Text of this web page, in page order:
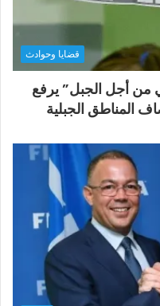
قضايا وحوادث
المدني من أجل الجبل” يرفع
المناطق الجبلية